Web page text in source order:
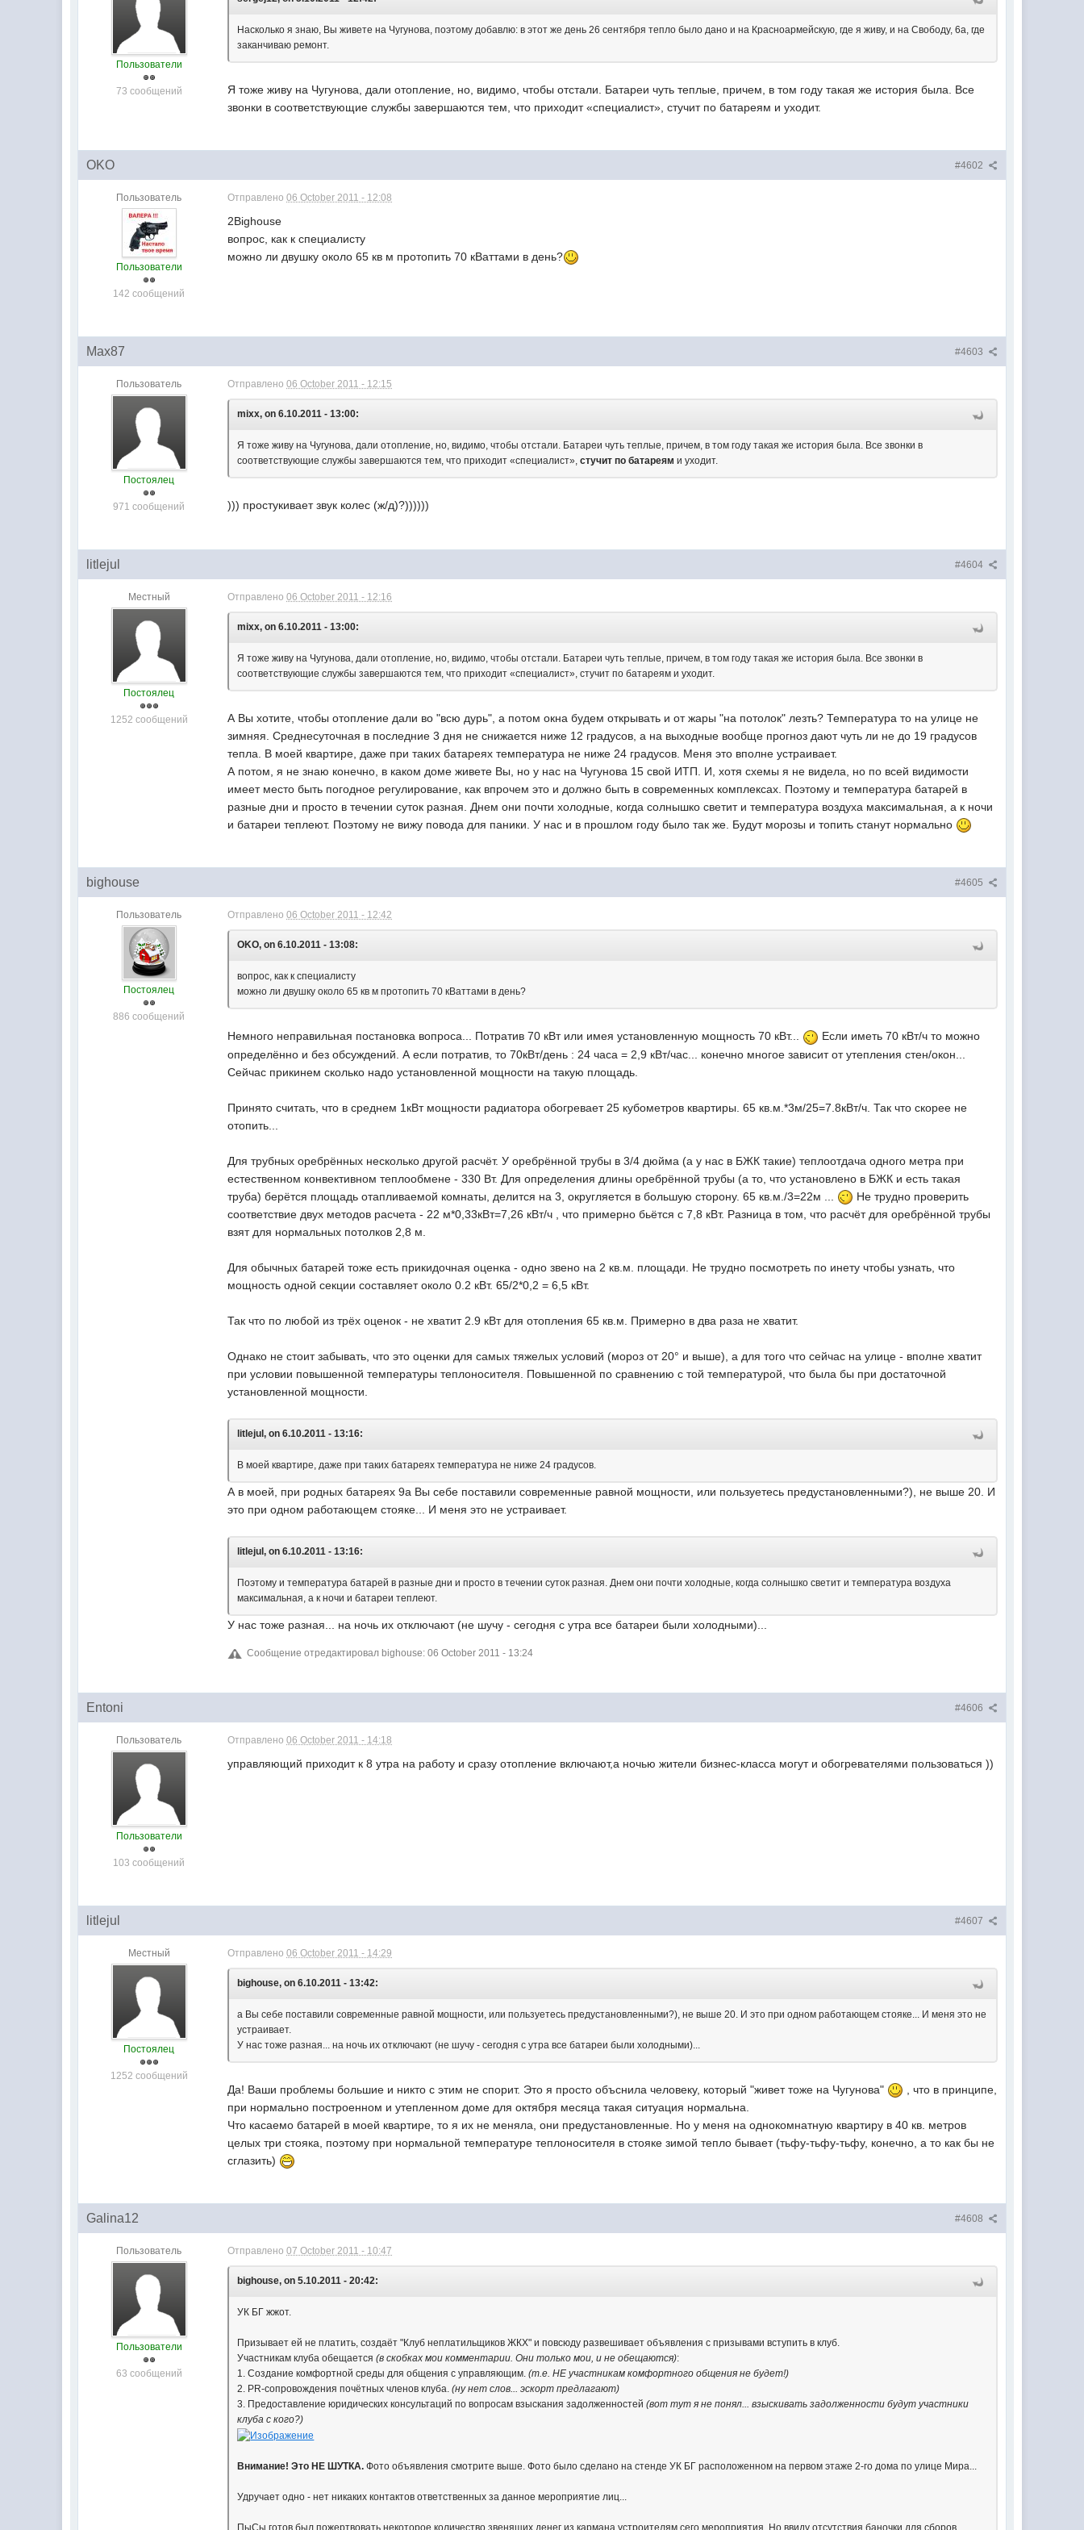
Пользователи
73 сообщений
Насколько я знаю, Вы живете на Чугунова, поэтому добавлю: в этот же день 26 сентября тепло было дано и на Красноармейскую, где я живу, и на Свободу, 6а, где
заканчиваю ремонт.
Я тоже живу на Чугунова, дали отопление, но, видимо, чтобы отстали. Батареи чуть теплые, причем, в том году такая же история была. Все
звонки в соответствующие службы завершаются тем, что приходит «специалист», стучит по батареям и уходит.
#4602
OKO
Пользователь
Пользователи
142 сообщений
Отправлено06 October 2011 - 12:08
2Bighouse
вопрос, как к специалисту
можно ли двушку около 65 кв м протопить 70 кВаттами в день?
#4603
Max87
Пользователь
Постоялец
971 сообщений
Отправлено06 October 2011 - 12:15
mixx, on 6.10.2011 - 13:00:
Я тоже живу на Чугунова, дали отопление, но, видимо, чтобы отстали. Батареи чуть теплые, причем, в том году такая же история была. Все звонки в
соответствующие службы завершаются тем, что приходит «специалист»,стучит по батареям и уходит.
))) простукивает звук колес (ж/д)?))))))
#4604
litlejul
Местный
Постоялец
1252 сообщений
Отправлено06 October 2011 - 12:16
mixx, on 6.10.2011 - 13:00:
Я тоже живу на Чугунова, дали отопление, но, видимо, чтобы отстали. Батареи чуть теплые, причем, в том году такая же история была. Все звонки в
соответствующие службы завершаются тем, что приходит «специалист», стучит по батареям и уходит.
А Вы хотите, чтобы отопление дали во "всю дурь", а потом окна будем открывать и от жары "на потолок" лезть? Температура то на улице не
зимняя. Среднесуточная в последние 3 дня не снижается ниже 12 градусов, а на выходные вообще прогноз дают чуть ли не до 19 градусов
тепла. В моей квартире, даже при таких батареях температура не ниже 24 градусов. Меня это вполне устраивает.
А потом, я не знаю конечно, в каком доме живете Вы, но у нас на Чугунова 15 свой ИТП. И, хотя схемы я не видела, но по всей видимости
имеет место быть погодное регулирование, как впрочем это и должно быть в современных комплексах. Поэтому и температура батарей в
разные дни и просто в течении суток разная. Днем они почти холодные, когда солнышко светит и температура воздуха максимальная, а к ночи
и батареи теплеют. Поэтому не вижу повода для паники. У нас и в прошлом году было так же. Будут морозы и топить станут нормально
#4605
bighouse
Пользователь
Постоялец
886 сообщений
Отправлено06 October 2011 - 12:42
OKO, on 6.10.2011 - 13:08:
вопрос, как к специалисту
можно ли двушку около 65 кв м протопить 70 кВаттами в день?
Немного неправильная постановка вопроса... Потратив 70 кВт или имея установленную мощность 70 кВт...
Если иметь 70 кВт/ч то можно
определённо и без обсуждений. А если потратив, то 70кВт/день : 24 часа = 2,9 кВт/час... конечно многое зависит от утепления стен/окон...
Сейчас прикинем сколько надо установленной мощности на такую площадь.
Принято считать, что в среднем 1кВт мощности радиатора обогревает 25 кубометров квартиры. 65 кв.м.*3м/25=7.8кВт/ч. Так что скорее не
отопить...
Для трубных оребрённых несколько другой расчёт. У оребрённой трубы в 3/4 дюйма (а у нас в БЖК такие) теплоотдача одного метра при
естественном конвективном теплообмене - 330 Вт. Для определения длины оребрённой трубы (а то, что установлено в БЖК и есть такая
труба) берётся площадь отапливаемой комнаты, делится на 3, округляется в большую сторону. 65 кв.м./3=22м ...
Не трудно проверить
соответствие двух методов расчета - 22 м*0,33кВт=7,26 кВт/ч , что примерно бьётся с 7,8 кВт. Разница в том, что расчёт для оребрённой трубы
взят для нормальных потолков 2,8 м.
Для обычных батарей тоже есть прикидочная оценка - одно звено на 2 кв.м. площади. Не трудно посмотреть по инету чтобы узнать, что
мощность одной секции составляет около 0.2 кВт. 65/2*0,2 = 6,5 кВт.
Так что по любой из трёх оценок - не хватит 2.9 кВт для отопления 65 кв.м. Примерно в два раза не хватит.
Однако не стоит забывать, что это оценки для самых тяжелых условий (мороз от 20° и выше), а для того что сейчас на улице - вполне хватит
при условии повышенной температуры теплоносителя. Повышенной по сравнению с той температурой, что была бы при достаточной
установленной мощности.
litlejul, on 6.10.2011 - 13:16:
В моей квартире, даже при таких батареях температура не ниже 24 градусов.
А в моей, при родных батареях 9а Вы себе поставили современные равной мощности, или пользуетесь предустановленными?), не выше 20. И
это при одном работающем стояке... И меня это не устраивает.
litlejul, on 6.10.2011 - 13:16:
Поэтому и температура батарей в разные дни и просто в течении суток разная. Днем они почти холодные, когда солнышко светит и температура воздуха
максимальная, а к ночи и батареи теплеют.
У нас тоже разная... на ночь их отключают (не шучу - сегодня с утра все батареи были холодными)...
Сообщение отредактировал bighouse: 06 October 2011 - 13:24
#4606
Entoni
Пользователь
Пользователи
103 сообщений
Отправлено06 October 2011 - 14:18
управляющий приходит к 8 утра на работу и сразу отопление включают,а ночью жители бизнес-класса могут и обогревателями пользоваться ))
#4607
litlejul
Местный
Постоялец
1252 сообщений
Отправлено06 October 2011 - 14:29
bighouse, on 6.10.2011 - 13:42:
а Вы себе поставили современные равной мощности, или пользуетесь предустановленными?), не выше 20. И это при одном работающем стояке... И меня это не
устраивает.
У нас тоже разная... на ночь их отключают (не шучу - сегодня с утра все батареи были холодными)...
Да! Ваши проблемы большие и никто с этим не спорит. Это я просто объснила человеку, который "живет тоже на Чугунова"
, что в принципе,
при нормально построенном и утепленном доме для октября месяца такая ситуация нормальна.
Что касаемо батарей в моей квартире, то я их не меняла, они предустановленные. Но у меня на однокомнатную квартиру в 40 кв. метров
целых три стояка, поэтому при нормальной температуре теплоносителя в стояке зимой тепло бывает (тьфу-тьфу-тьфу, конечно, а то как бы не
сглазить)
#4608
Galina12
Пользователь
Пользователи
63 сообщений
Отправлено07 October 2011 - 10:47
bighouse, on 5.10.2011 - 20:42:
УК БГ жжот.
Призывает ей не платить, создаёт "Клуб неплатильщиков ЖКХ" и повсюду развешивает объявления с призывами вступить в клуб.
Участникам клуба обещается(в скобках мои комментарии. Они только мои, и не обещаются):
1. Создание комфортной среды для общения с управляющим.(т.е. НЕ участникам комфортного общения не будет!)
2. PR-сопровождения почётных членов клуба.(ну нет слов... эскорт предлагают)
3. Предоставление юридических консультаций по вопросам взыскания задолженностей(вот тут я не понял... взыскивать задолженности будут участники
клуба с кого?)
Внимание! Это НЕ ШУТКА. Фото объявления смотрите выше. Фото было сделано на стенде УК БГ расположенном на первом этаже 2-го дома по улице Мира...
Удручает одно - нет никаких контактов ответственных за данное мероприятие лиц...
ПыСы готов был пожертвовать некоторое количество звенящих денег из кармана устроителям сего мероприятия. Но ввиду отсутствия баночки для сборов